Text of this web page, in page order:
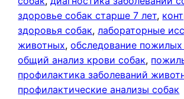
здоровье собак старше 7 лет,
здоровья собак, лабораторные
животных, обследование пожилых
общий анализ крови собак,
профилактика заболеваний
профилактические анализы собак